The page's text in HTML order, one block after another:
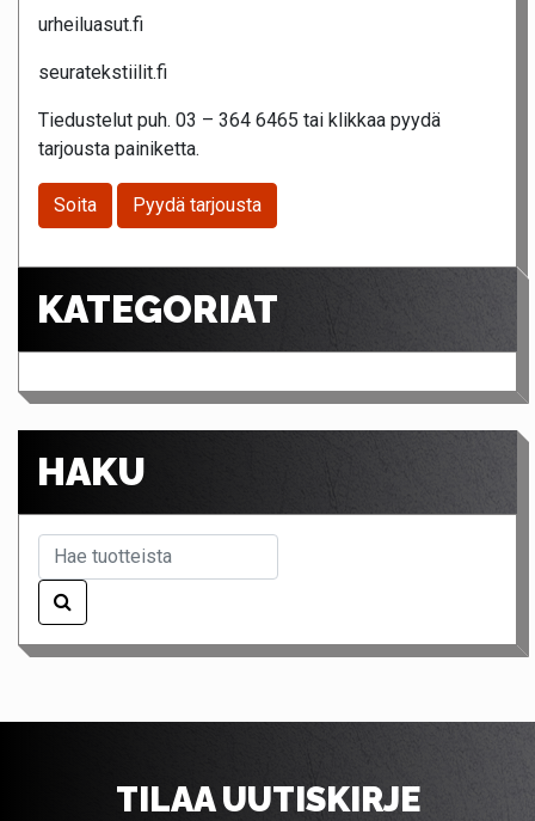
urheiluasut.fi
seuratekstiilit.fi
Tiedustelut puh. 03 – 364 6465 tai klikkaa pyydä
tarjousta painiketta.
Soita Pyydä tarjousta
KATEGORIAT
HAKU
TILAA UUTISKIRJE